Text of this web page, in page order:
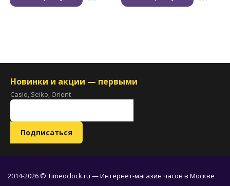
Новинки и акции — первыми
Casio, Seiko, Orient
2014-2026 © Timeoclock.ru — Интернет-магазин часов в Москве